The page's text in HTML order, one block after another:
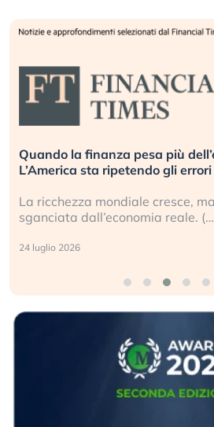
Quando la finanza pesa più
L’America sta ripetendo gli
La ricchezza mondiale cresce,
sganciata dall’economia reale.
24 luglio 2026